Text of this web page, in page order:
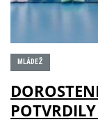
MLÁDEŽ